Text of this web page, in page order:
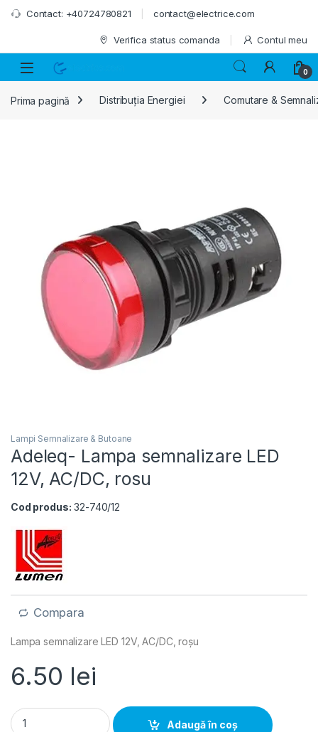
Skip to navigation
Skip to content
Contact: +40724780821 contact@electrice.com
Verifica status comanda Contul meu
0
Prima pagină Distribuția Energiei Comutare &
Lampi Semnalizare & Butoane
Adeleq- Lampa semnalizare LED
12V, AC/DC, rosu
Cod produs: 32-740/12
Compara
Lampa semnalizare LED 12V, AC/DC, roșu
6.50 lei
Adeleq- Lampa semnalizare LED 12V, AC/DC, rosu quantity
Adaugă în coș